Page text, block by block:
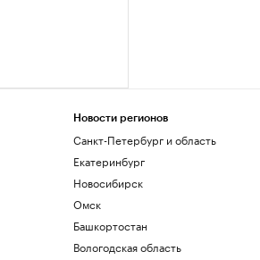
Новости регионов
Санкт-Петербург и область
Екатеринбург
Новосибирск
Омск
Башкортостан
Вологодская область